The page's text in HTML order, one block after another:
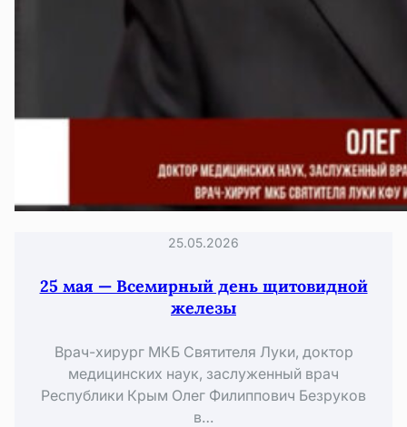
25.05.2026
25 мая — Всемирный день щитовидной
железы
Врач-хирург МКБ Святителя Луки, доктор
медицинских наук, заслуженный врач
Республики Крым Олег Филиппович Безруков
в…